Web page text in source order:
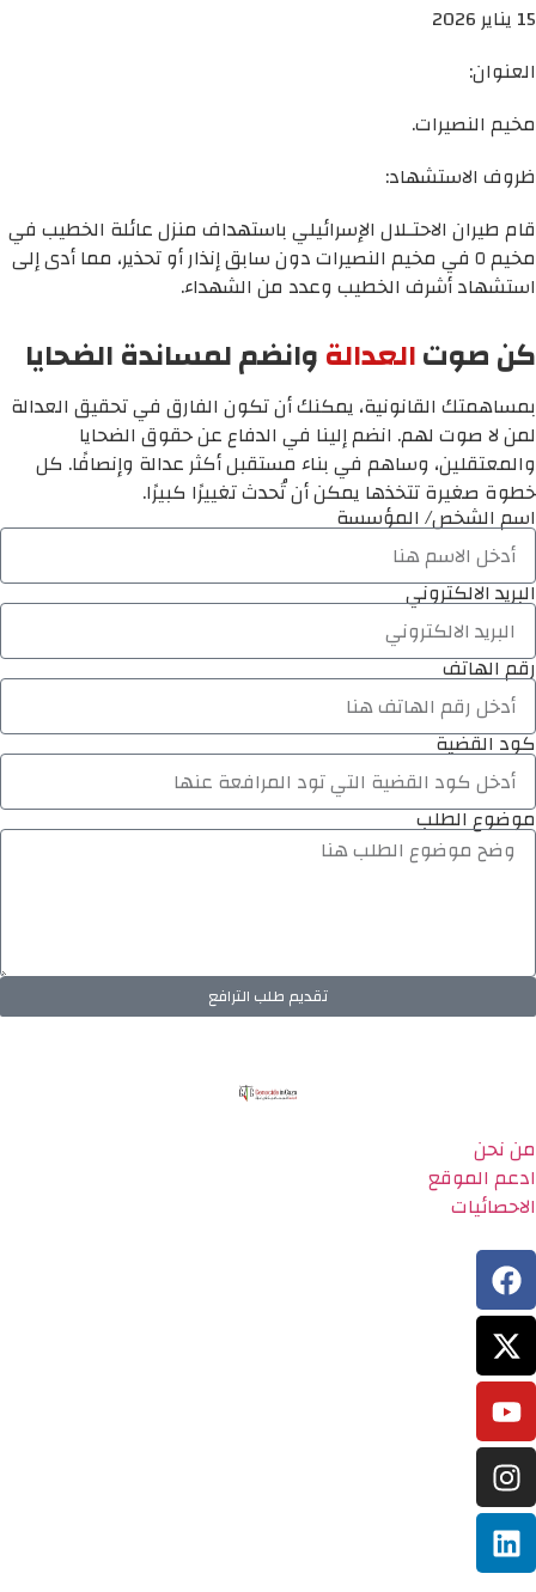
15 يناير 2026
العنوان:
مخيم النصيرات.
ظروف الاستشهاد:
قام طيران الاحتـلال الإسرائيلي باستهداف منزل عائلة الخطيب في
مخيم ٥ في مخيم النصيرات دون سابق إنذار أو تحذير، مما أدى إلى
استشهاد أشرف الخطيب وعدد من الشهداء.
كن صوتالعدالةوانضم لمساندة الضحايا
بمساهمتك القانونية، يمكنك أن تكون الفارق في تحقيق العدالة
لمن لا صوت لهم. انضم إلينا في الدفاع عن حقوق الضحايا
والمعتقلين، وساهم في بناء مستقبل أكثر عدالة وإنصافًا. كل
خطوة صغيرة تتخذها يمكن أن تُحدث تغييرًا كبيرًا.
اسم الشخص/ المؤسسة
البريد الالكتروني
رقم الهاتف
كود القضية
موضوع الطلب
تقديم طلب الترافع
من نحن
ادعم الموقع
الاحصائيات